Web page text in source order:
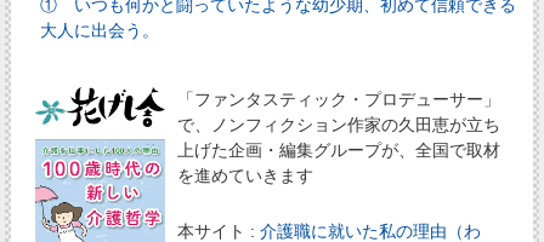
① いつも何かと闘っていたような幼少期、初めて信頼できる
大人に出会う。
「ファンタスティック・プロデューサー」
で、ノンフィクション作家の久田恵が立ち
上げた企画・編集グループが、全国で取材
を進めていきます
本サイト : 介護職に就いた私の理由（わ